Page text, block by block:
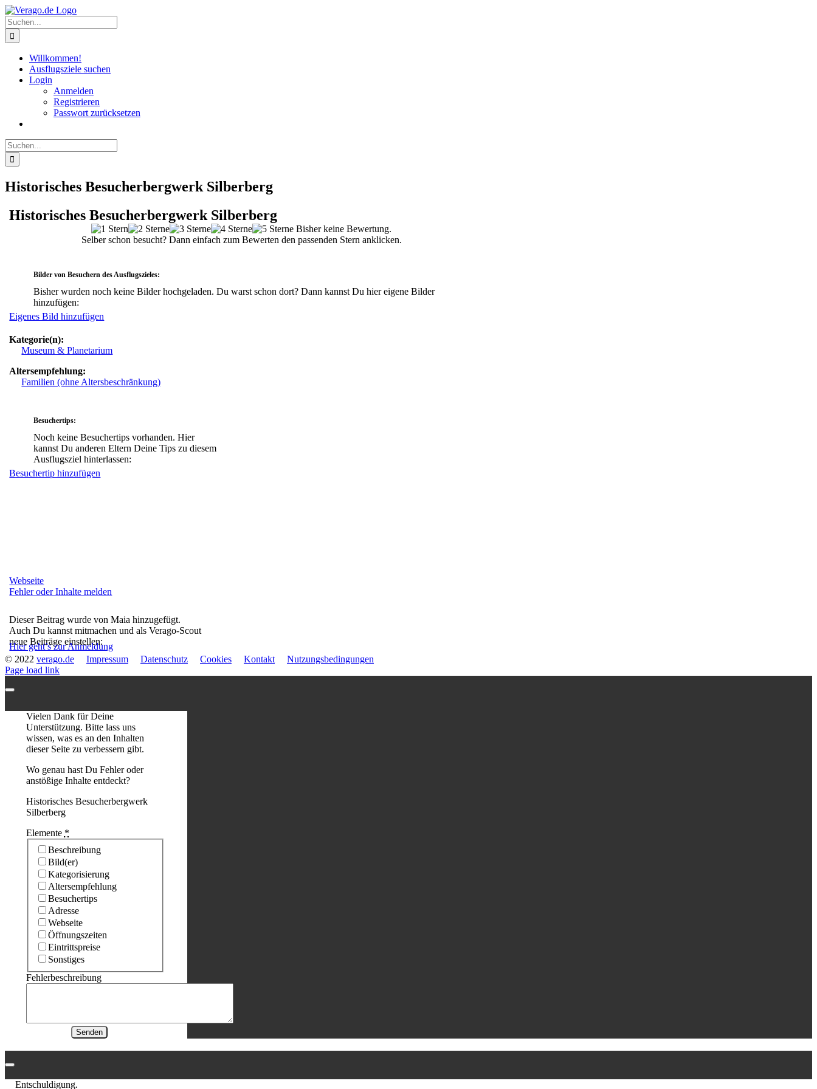
Zum
Inhalt
springen
Suche
nach:
Willkommen!
Ausflugsziele suchen
Login
Anmelden
Registrieren
Passwort zurücksetzen
Suche
nach:
Historisches Besucherbergwerk Silberberg
Historisches Besucherbergwerk Silberberg
Bisher keine Bewertung.
Selber schon besucht? Dann einfach zum Bewerten den passenden Stern anklicken.
Bilder von Besuchern des Ausflugszieles:
Bisher wurden noch keine Bilder hochgeladen. Du warst schon dort? Dann kannst Du hier eigene Bilder
hinzufügen:
Eigenes Bild hinzufügen
Kategorie(n):
Museum & Planetarium
Altersempfehlung:
Familien (ohne Altersbeschränkung)
Besuchertips:
Noch keine Besuchertips vorhanden. Hier
kannst Du anderen Eltern Deine Tips zu diesem
Ausflugsziel hinterlassen:
Besuchertip hinzufügen
Webseite
Fehler oder Inhalte melden
Dieser Beitrag wurde von Maia hinzugefügt.
Auch Du kannst mitmachen und als Verago-Scout
neue Beiträge einstellen:
Hier geht’s zur Anmeldung
© 2022 verago.de Impressum Datenschutz Cookies Kontakt
Nutzungsbedingungen
Page load link
Vielen Dank für Deine
Unterstützung. Bitte lass uns
wissen, was es an den Inhalten
dieser Seite zu verbessern gibt.
Wo genau hast Du Fehler oder
anstößige Inhalte entdeckt?
Historisches Besucherbergwerk
Silberberg
Elemente *
Beschreibung
Bild(er)
Kategorisierung
Altersempfehlung
Besuchertips
Adresse
Webseite
Öffnungszeiten
Eintrittspreise
Sonstiges
Fehlerbeschreibung
Senden
Entschuldigung.